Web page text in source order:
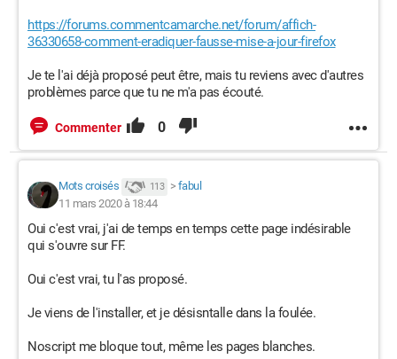
https://forums.commentcamarche.net/forum/affich-
36330658-comment-eradiquer-fausse-mise-a-jour-firefox
Je te l'ai déjà proposé peut être, mais tu reviens avec d'autres
problèmes parce que tu ne m'a pas écouté.
Commenter 0
Mots croisés 113 > fabul
11 mars 2020 à 18:44
Oui c'est vrai, j'ai de temps en temps cette page indésirable
qui s'ouvre sur FF.
Oui c'est vrai, tu l'as proposé.
Je viens de l'installer, et je désisntalle dans la foulée.
Noscript me bloque tout, même les pages blanches.